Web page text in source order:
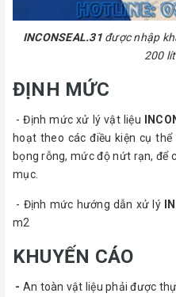
INCONSEAL.31được nhập
200
ĐỊNH MỨC
- Định mức xử lý vật liệu
hoạt theo các điều kiện cụ
bọng rỗng, mức độ nứt rạn, để
mục.
- Định mức hướng dẫn xử lý
m2
KHUYẾN CÁO
- An toàn vật liệu phải được